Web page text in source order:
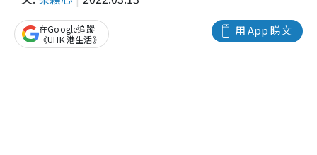
用 App 睇文
在Google追蹤
《UHK 港生活》